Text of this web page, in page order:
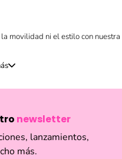
movilidad ni el estilo con nuestra
perfecto con una gran variedad
negro.
con detalles decorativos
vayan de la mano en los
newsletter
lanzamientos,
más.